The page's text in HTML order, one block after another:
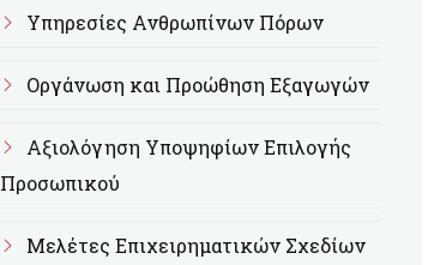
Υπηρεσίες Ανθρωπίνων Πόρων
Οργάνωση και Προώθηση Εξαγωγών
Αξιολόγηση Υποψηφίων Επιλογής
Προσωπικού
Μελέτες Επιχειρηματικών Σχεδίων